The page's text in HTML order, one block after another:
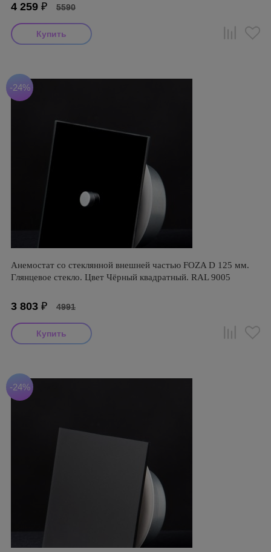
4 259 ₽ 5590
-24%
Анемостат со стеклянной внешней частью FOZA D 125 мм.
Глянцевое стекло. Цвет Чёрный квадратный. RAL 9005
3 803 ₽ 4991
-24%